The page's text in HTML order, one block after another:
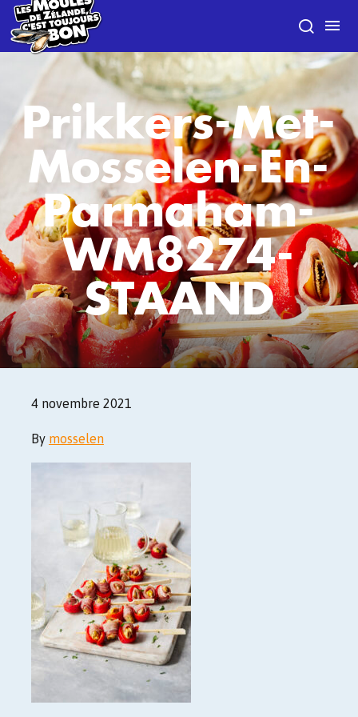
Prikkers-Met-
Mosselen-En-
Parmaham-
WM8274-
STAAND
4 novembre 2021
By mosselen